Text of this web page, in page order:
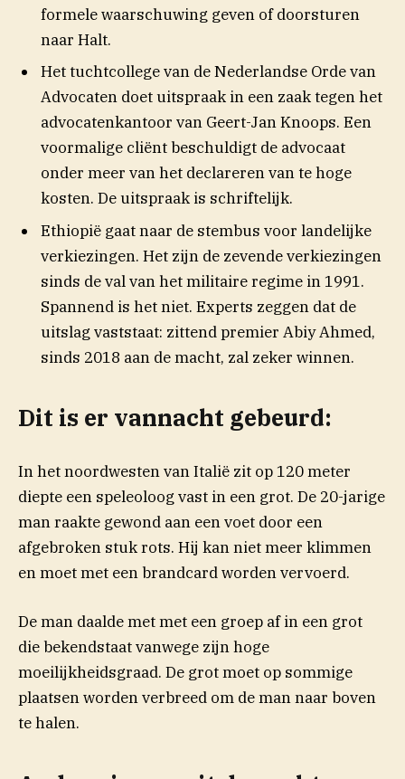
formele waarschuwing geven of doorsturen
naar Halt.
Het tuchtcollege van de Nederlandse Orde van
Advocaten doet uitspraak in een zaak tegen het
advocatenkantoor van Geert-Jan Knoops. Een
voormalige cliënt beschuldigt de advocaat
onder meer van het declareren van te hoge
kosten. De uitspraak is schriftelijk.
Ethiopië gaat naar de stembus voor landelijke
verkiezingen. Het zijn de zevende verkiezingen
sinds de val van het militaire regime in 1991.
Spannend is het niet. Experts zeggen dat de
uitslag vaststaat: zittend premier Abiy Ahmed,
sinds 2018 aan de macht, zal zeker winnen.
Dit is er vannacht gebeurd:
In het noordwesten van Italië zit op 120 meter
diepte een speleoloog vast in een grot. De 20-jarige
man raakte gewond aan een voet door een
afgebroken stuk rots. Hij kan niet meer klimmen
en moet met een brandcard worden vervoerd.
De man daalde met met een groep af in een grot
die bekendstaat vanwege zijn hoge
moeilijkheidsgraad. De grot moet op sommige
plaatsen worden verbreed om de man naar boven
te halen.